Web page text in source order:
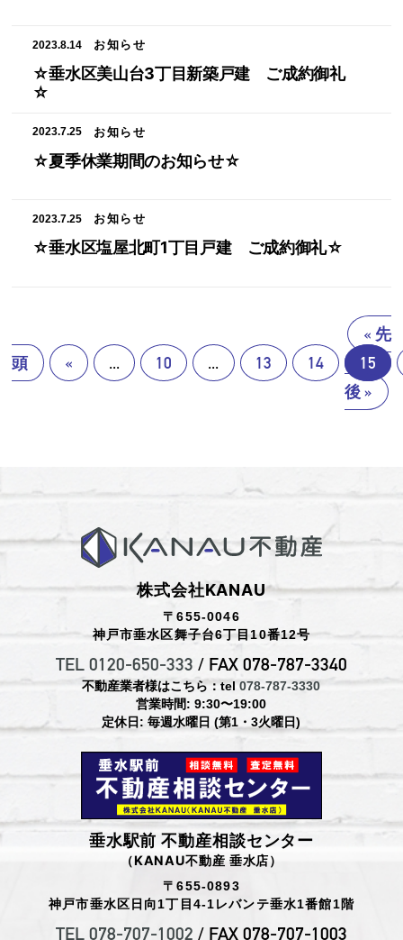
2023.8.14 お知らせ
☆垂水区美山台3丁目新築戸建 ご成約御礼
☆
2023.7.25 お知らせ
☆夏季休業期間のお知らせ☆
2023.7.25 お知らせ
☆垂水区塩屋北町1丁目戸建 ご成約御礼☆
« 先
頭
« ... 10 ... 13 14
15
後 »
株式会社KANAU
〒655-0046
神戸市垂水区舞子台6丁目10番12号
TEL 0120-650-333 / FAX 078-787-3340
不動産業者様はこちら：tel078-787-3330
営業時間: 9:30〜19:00
定休日: 毎週水曜日 (第1・3火曜日)
垂水駅前 不動産相談センター
（KANAU不動産 垂水店）
〒655-0893
神戸市垂水区日向1丁目4-1レバンテ垂水1番館1階
TEL 078-707-1002 / FAX 078-707-1003